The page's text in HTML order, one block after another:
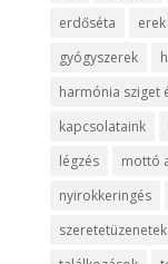
erdőséta
erek
gyógyszerek
harmónia sziget
kapcsolataink
légzés
mottó
nyirokkeringés
szeretetüzenetek